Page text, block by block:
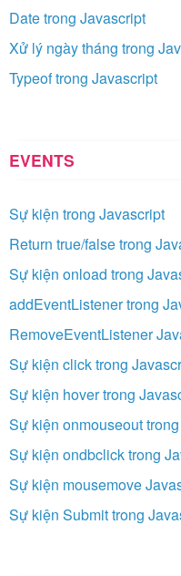
Date trong Javascript
Xử lý ngày tháng trong
Typeof trong Javascript
EVENTS
Sự kiện trong Javascript
Return true/false trong
Sự kiện onload trong
addEventListener trong
RemoveEventListener
Sự kiện click trong
Sự kiện hover trong
Sự kiện onmouseout
Sự kiện ondbclick trong
Sự kiện mousemove
Sự kiện Submit trong